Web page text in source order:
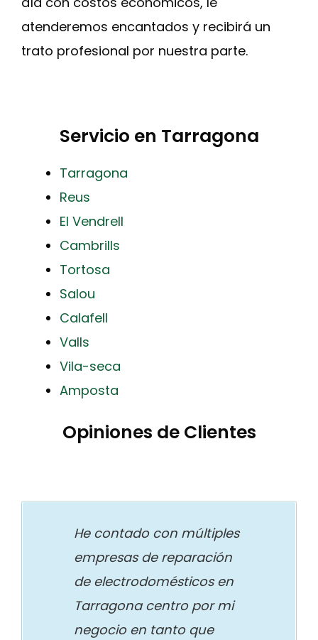
atenderemos encantados y recibirá un
trato profesional por nuestra parte.
Servicio en Tarragona
Tarragona
Reus
El Vendrell
Cambrills
Tortosa
Salou
Calafell
Valls
Vila-seca
Amposta
Opiniones de Clientes
He contado con múltiples
empresas de reparación
de electrodomésticos en
Tarragona centro por mi
negocio en tanto que